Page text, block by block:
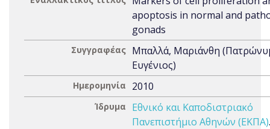
apoptosis in normal and
gonads
Συγγραφέας Μπαλλά, Μαριάνθη
Ευγένιος)
Ημερομηνία 2010
Ίδρυμα
Εθνικό και Καποδιστριακό
Πανεπιστήμιο Αθηνών (ΕΚΠΑ)